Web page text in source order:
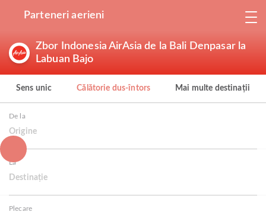
Parteneri aerieni
Zbor Indonesia AirAsia de la Bali Denpasar la
Labuan Bajo
Sens unic Călătorie dus-întors Mai multe destinații
De la
Origine
La
Destinație
Plecare